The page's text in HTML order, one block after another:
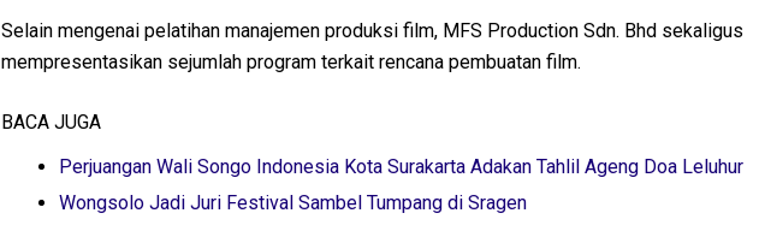
Selain mengenai pelatihan manajemen produksi film, MFS Production Sdn. Bhd sekaligus
mempresentasikan sejumlah program terkait rencana pembuatan film.
BACA JUGA
Perjuangan Wali Songo Indonesia Kota Surakarta Adakan Tahlil Ageng Doa Leluhur
Wongsolo Jadi Juri Festival Sambel Tumpang di Sragen